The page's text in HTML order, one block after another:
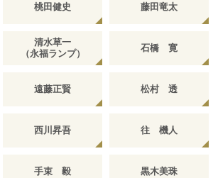
桃田健史 藤田竜太
清水草一
（永福ランプ）
石橋 寛
遠藤正賢 松村 透
西川昇吾 往 機人
手束 毅 黒木美珠